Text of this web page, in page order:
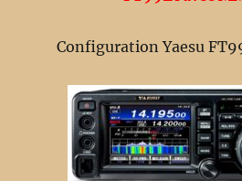
Configuration Yaesu